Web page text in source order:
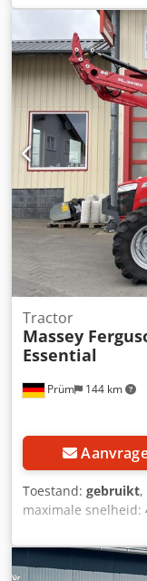
710/75 R42,
R42, Bedrijfsuren:
2.100 tpmMax.
tpmEPM - Max.
tpmMax. koppel
1.300 Nm bij 1.500
Alsvqakxe Ref
Prüm 144 km
Tractor
Massey
Essential
Toestand: gebruikt,
maximale snelheid:
480/70 R34,
R34, Bedrijfsuren: